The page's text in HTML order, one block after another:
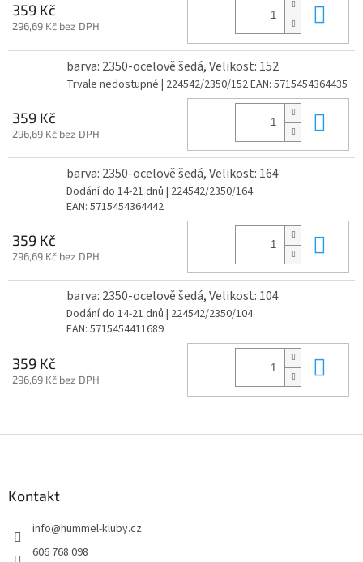
359 Kč
296,69 Kč bez DPH
barva: 2350-ocelově šedá, Velikost: 152
Trvale nedostupné | 224542/2350/152EAN: 5715454364435
359 Kč
296,69 Kč bez DPH
barva: 2350-ocelově šedá, Velikost: 164
Dodání do 14-21 dnů | 224542/2350/164
EAN: 5715454364442
359 Kč
296,69 Kč bez DPH
barva: 2350-ocelově šedá, Velikost: 104
Dodání do 14-21 dnů | 224542/2350/104
EAN: 5715454411689
359 Kč
296,69 Kč bez DPH
Kontakt
info@hummel-kluby.cz
606 768 098